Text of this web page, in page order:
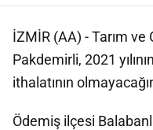
İZMİR (AA) - Tarım ve
Pakdemirli, 2021
ithalatının
Ödemiş ilçesi